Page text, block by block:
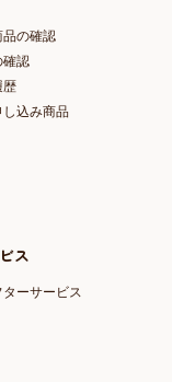
品の確認
確認
歴
し込み商品
ス
ーサービス